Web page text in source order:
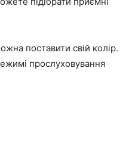
поставити свій колір.
прослуховування